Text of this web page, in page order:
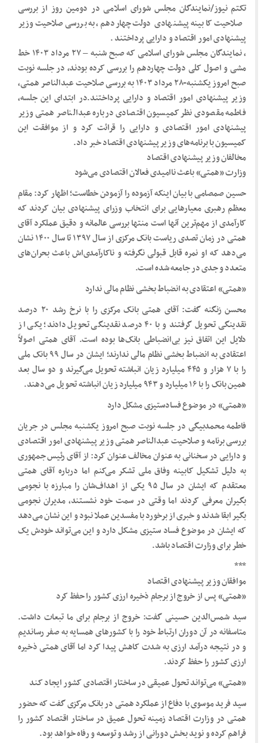
تکتم نیوز/نمایندگان مجلس شورای اسلامی در دومین روز از بررسی
صلاحیت کابینه پیشنهادی دولت چهاردهم، به بررسی صلاحیت وزیر
پیشنهادی امور اقتصاد و دارایی پرداختند .
، نمایندگان مجلس شورای اسلامی که صبح شنبه – ۲۷ مرداد ۱۴۰۳ خط
مشی و اصول کلی دولت چهاردهم را بررسی کرده بودند، در جلسه نوبت
صبح امروز یکشنبه-۲۸ مرداد ۱۴۰۳ به بررسی صلاحیت عبدالناصر همتی،
وزیر پیشنهادی امور اقتصاد و دارایی پرداختند.در ابتدای این جلسه،‌
فاطمه مقصودی نظر کمیسیون اقتصادی درباره عبدالناصر همتی وزیر
پیشنهادی امور اقتصادی و دارایی را قرائت کرد و از موافقت این
کمیسیون با برنامه‌های وزیر پیشنهادی اقتصاد خبر داد.
مخالفان وزیر پیشنهادی اقتصاد
وزارت «همتی» باعث ناامیدی فعالان اقتصادی می‌شود
حسین صمصامی با بیان اینکه آزموده را آزمودن خطاست؛ اظهار کرد: مقام
معظم رهبری معیارهایی برای انتخاب وزرای پیشنهادی بیان کردند که
کارآمدی از مهم‌ترین آنها است منتها بررسی عالمانه و دقیق عملکرد آقای
همتی در زمان تصدی ریاست بانک مرکزی از سال ۱۳۹۷ تا سال ۱۴۰۰ نشان
می‌دهد که او نمره قابل قبولی نگرفته و ناکارآمدی‌اش باعث بحران‌های
متعدد و جدی در جامعه شده است.
«همتی» اعتقادی به انضباط بخشی نظام مالی ندارد
محسن زنگنه گفت: آقای همتی بانک مرکزی را با نرخ رشد ۲۰ درصد
نقدینگی تحویل گرفتند و با ۴۰ درصد نقدینگی تحویل دادند؛ یکی از
دلایل این اتفاق نیز بی‌انضباطی بانک‌ها بوده است. آقای همتی اصولاً
اعتقادی به انضباط بخشی نظام مالی ندارند؛ ایشان در سال ۹۹ بانک ملی
را با ۷ هزار و ۴۴۵ میلیارد زیان انباشته تحویل می‌گیرند و دو سال بعد
همین بانک را با ۱۶ میلیارد و ۹۴۳ میلیارد زیان انباشته تحویل می‌دهند.
«همتی» در موضوع فسادستیزی مشکل دارد
فاطمه محمدبیگی در جلسه نوبت صبح امروز یکشنبه مجلس در جریان
بررسی برنامه و صلاحیت عبدالناصر همتی وزیر پیشنهادی امور اقتصادی
و دارایی در سخنانی به عنوان مخالف عنوان کرد: از آقای رئیس جمهوری
به دلیل تشکیل کابینه وفاق ملی تشکر می‌کنم اما درباره آقای همتی
معتقدم که ایشان در سال ۹۵ یکی از اهداف‌شان را مبارزه با نجومی
بگیران معرفی کردند اما وقتی در سمت خود نشستند، مدیران نجومی
بگیر ابقا شدند و خبری از برخورد با مفسدین عملا نبود و این نشان می‌دهد
که ایشان در موضوع فساد ستیزی مشکل دارد و این می‌تواند خودش یک
خطر برای وزارت اقتصاد باشد.
***
موافقان وزیر پیشنهادی اقتصاد
«همتی» پس از خروج از برجام ذخیره ارزی کشور را حفظ کرد
سید شمس‌الدین حسینی گفت: خروج از برجام برای ما تبعات داشت.
متاسفانه در آن دوران ارتباط خود را با کشورهای همسایه به صفر رساندیم
و در نتیجه درآمد ارزی به شدت کاهش پیدا کرد اما آقای همتی ذخیره
ارزی کشور را حفظ کردند.
«همتی» می‌تواند تحول عمیقی در ساختار اقتصادی کشور ایجاد کند
سید فرید موسوی با دفاع از عملکرد همتی در بانک مرکزی گفت که حضور
همتی در وزارت اقتصاد زمینه تحول عمیق در ساختار اقتصاد کشور را
فراهم کرده و نوید بخش دورانی از رشد و توسعه و رفاه خواهد بود.